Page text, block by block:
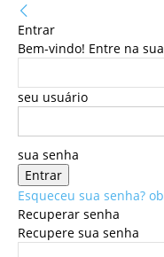
Entrar
Bem-vindo! Entre na
seu usuário
sua senha
Esqueceu sua senha?
Recuperar senha
Recupere sua senha